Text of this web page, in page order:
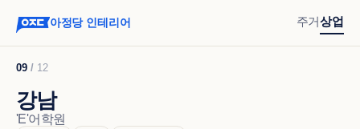
아정당 인테리어 주거상업
09 / 12
강남
'E'어학원